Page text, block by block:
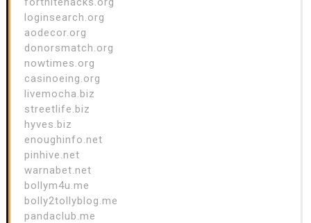
loginsearch.org
aodecor.org
donorsmatch.org
nowtimes.org
casinoeing.org
livemocha.biz
streetlife.biz
hyves.biz
enoughinfo.net
pinhive.net
warnabet.net
bollym4u.me
bolly2tollyblog.me
pandaclub.me